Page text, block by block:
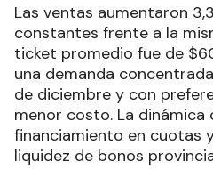
Las ventas aumentaron
constantes frente a la
ticket promedio fue de
una demanda
de diciembre y con
menor costo. La
financiamiento en cuotas
liquidez de bonos